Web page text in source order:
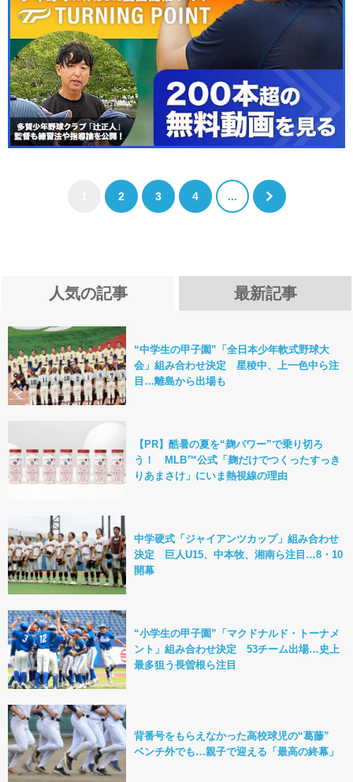
2 3 4 ...
人気の記事 最新記事
“中学生の甲子園”「全日本少年軟式野球大
会」組み合わせ決定 星稜中、上一色中ら注
目…離島から出場も
【PR】酷暑の夏を“麹パワー”で乗り切ろ
う！ MLB™公式「麹だけでつくったすっき
りあまさけ」にいま熱視線の理由
中学硬式「ジャイアンツカップ」組み合わせ
決定 巨人U15、中本牧、湘南ら注目…8・10
開幕
“小学生の甲子園”「マクドナルド・トーナメ
ント」組み合わせ決定 53チーム出場…史上
最多狙う長曽根ら注目
背番号をもらえなかった高校球児の“葛藤”
ベンチ外でも…親子で迎える「最高の終幕」